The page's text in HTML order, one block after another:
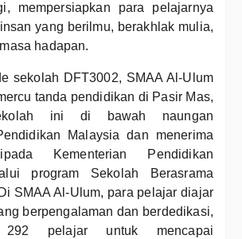
mempersiapkan para pelajarnya
yang berilmu, berakhlak mulia,
hadapan.
sekolah DFT3002, SMAA Al-Ulum
tanda pendidikan di Pasir Mas,
ini di bawah naungan
Malaysia dan menerima
Kementerian Pendidikan
program Sekolah Berasrama
SMAA Al-Ulum, para pelajar diajar
berpengalaman dan berdedikasi,
292 pelajar untuk mencapai